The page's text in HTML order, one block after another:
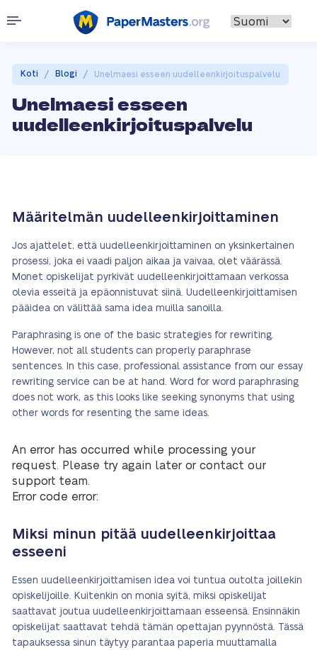
Koti / Blogi / Unelmaesi esseen uudelleenkirjoituspalvelu
Unelmaesi esseen
uudelleenkirjoituspalvelu
Määritelmän uudelleenkirjoittaminen
Jos ajattelet, että uudelleenkirjoittaminen on yksinkertainen
prosessi, joka ei vaadi paljon aikaa ja vaivaa, olet väärässä.
Monet opiskelijat pyrkivät uudelleenkirjoittamaan verkossa
olevia esseitä ja epäonnistuvat siinä. Uudelleenkirjoittamisen
pääidea on välittää sama idea muilla sanoilla.
Paraphrasing is one of the basic strategies for rewriting.
However, not all students can properly paraphrase
sentences. In this case, professional assistance from our essay
rewriting service can be at hand. Word for word paraphrasing
does not work, as this looks like seeking synonyms that using
other words for resenting the same ideas.
An error has occurred while processing your
request. Please try again later or contact our
support team.
Error code error:
Miksi minun pitää uudelleenkirjoittaa
esseeni
Essen uudelleenkirjoittamisen idea voi tuntua outolta joillekin
opiskelijoille. Kuitenkin on monia syitä, miksi opiskelijat
saattavat joutua uudelleenkirjoittamaan esseensä. Ensinnäkin
opiskelijat saattavat tehdä tämän opettajan pyynnöstä. Tässä
tapauksessa sinun täytyy parantaa paperia muuttamalla